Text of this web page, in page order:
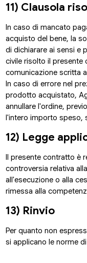
11) Clausola
In caso di mancato
acquisto del bene, la
di dichiarare ai sensi e
civile risolto il presente
comunicazione scritta
In caso di errore nel
prodotto acquistato,
annullare l'ordine,
l'intero importo speso,
12) Legge
Il presente contratto è
controversia relativa
all'esecuzione o alla
rimessa alla
13) Rinvio
Per quanto non
si applicano le norme